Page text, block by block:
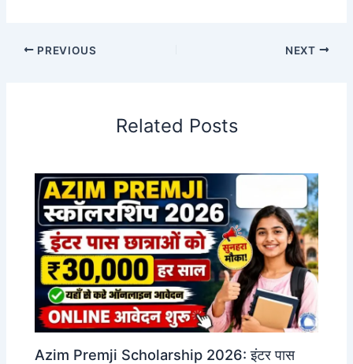
PREVIOUS NEXT
Related Posts
Azim Premji Scholarship 2026: इंटर पास